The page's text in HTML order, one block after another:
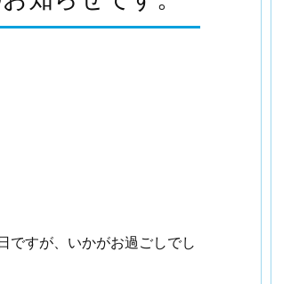
ですが、いかがお過ごしでし